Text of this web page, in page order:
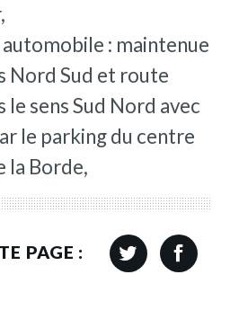
: maintenue
Nord Sud et route
le sens Sud Nord avec
le parking du centre
la Borde,
PAGE :